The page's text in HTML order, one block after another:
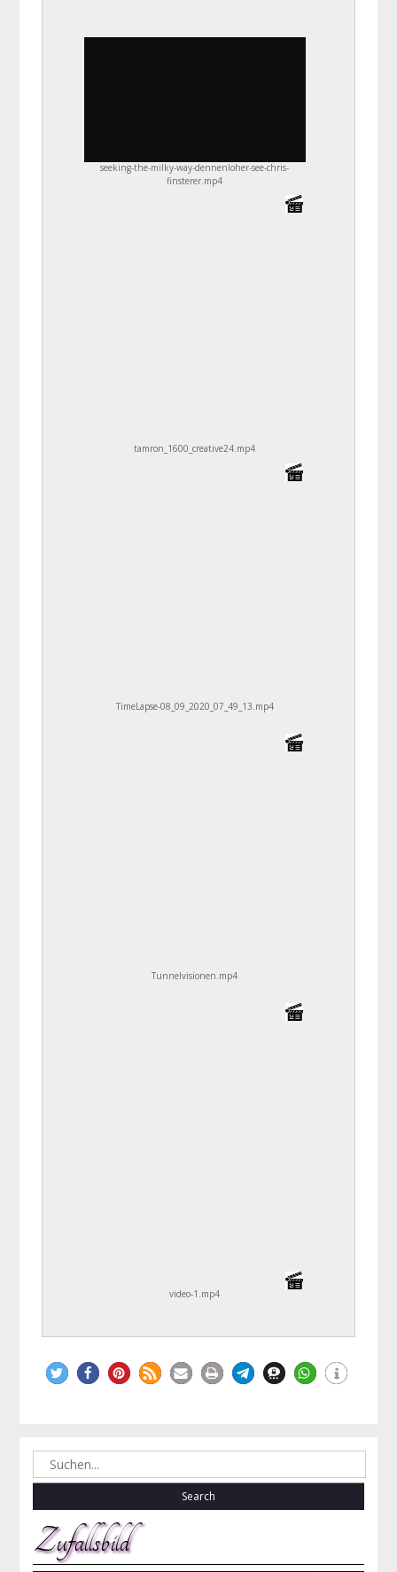
seeking-the-milky-way-dennenloher-see-chris-
finsterer.mp4
tamron_1600_creative24.mp4
TimeLapse-08_09_2020_07_49_13.mp4
Tunnelvisionen.mp4
video-1.mp4
Search
for:
Zufallsbild